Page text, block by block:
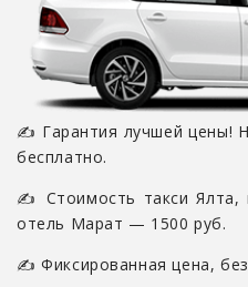
✍ Гарантия лучшей цены!
бесплатно.
✍ Стоимость такси Ялта,
отель Марат — 1500 руб.
✍ Фиксированная цена,